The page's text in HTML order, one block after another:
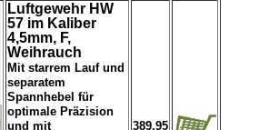
Luftgewehr HW
57 im Kaliber
4,5mm, F,
Weihrauch
Mit starrem Lauf und
separatem
Spannhebel für
optimale Präzision
und mit
389,95